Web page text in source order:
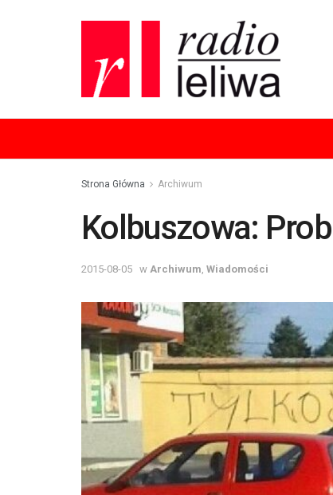
Strona Główna Archiwum
Kolbuszowa:
2015-08-05 w Archiwum Wiadomości